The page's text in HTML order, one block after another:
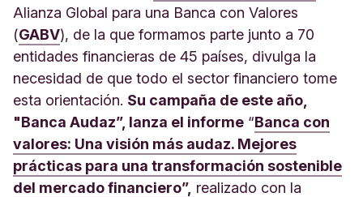
Alianza Global para una Banca con Valores
(GABV), de la que formamos parte junto a 70
entidades financieras de 45 países, divulga la
necesidad de que todo el sector financiero tome
esta orientación. Su campaña de este año,
"Banca Audaz”, lanza el informe “Banca con
valores: Una visión más audaz. Mejores
prácticas para una transformación sostenible
del mercado financiero”, realizado con la